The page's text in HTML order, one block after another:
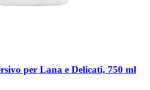
per Lana e Delicati, 750 ml